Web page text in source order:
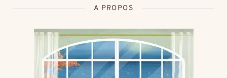
A PROPOS